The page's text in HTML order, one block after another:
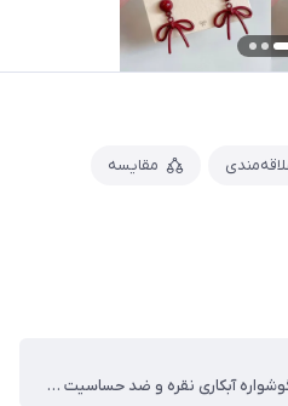
مقایسه
پشت گوشواره آبکاری نقره و ضد حساسیت می باشد